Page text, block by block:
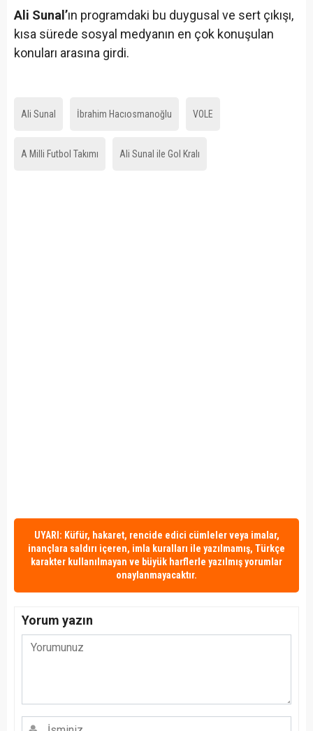
Ali Sunal’ın programdaki bu duygusal ve sert çıkışı,
kısa sürede sosyal medyanın en çok konuşulan
konuları arasına girdi.
Ali Sunal İbrahim Hacıosmanoğlu VOLE
A Milli Futbol Takımı Ali Sunal ile Gol Kralı
UYARI: Küfür, hakaret, rencide edici cümleler veya imalar,
inançlara saldırı içeren, imla kuralları ile yazılmamış, Türkçe
karakter kullanılmayan ve büyük harflerle yazılmış yorumlar
onaylanmayacaktır.
Yorum yazın